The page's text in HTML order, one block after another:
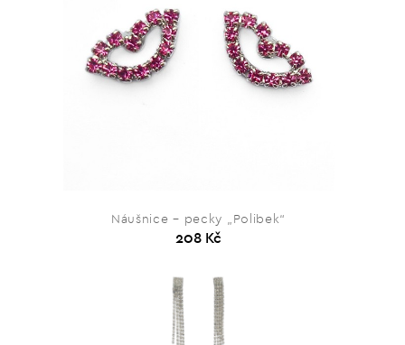
Náušnice – pecky „Polibek“
208 Kč